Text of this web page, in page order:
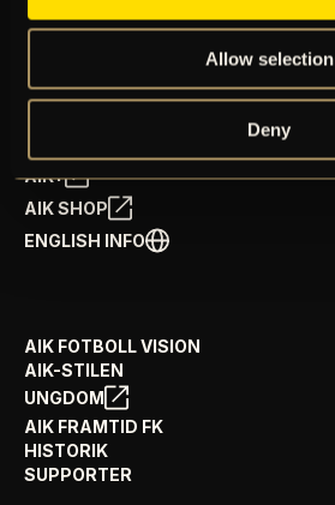
Allow selection
Deny
BILJETTER
SPELSCHEMA
PRENUMERERA PÅ NYHETSBREV
AIK+
AIK SHOP
ENGLISH INFO
AIK FOTBOLL VISION
AIK-STILEN
UNGDOM
AIK FRAMTID FK
HISTORIK
SUPPORTER